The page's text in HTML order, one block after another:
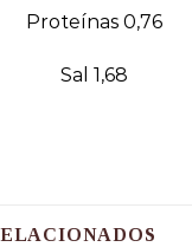
Proteínas 0,76
Sal 1,68